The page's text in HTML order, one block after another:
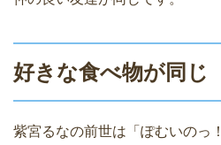
好きな食べ物が同じ
紫宮るなの前世は「ぽむいのっ